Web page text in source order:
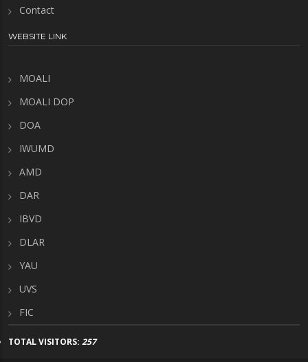
Contact
WEBSITE LINK
MOALI
MOALI DOP
DOA
IWUMD
AMD
DAR
IBVD
DLAR
YAU
UVS
FIC
TOTAL VISITORS: 257